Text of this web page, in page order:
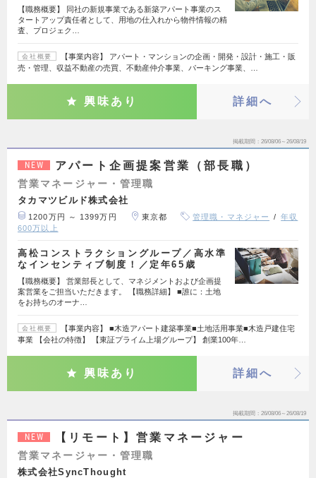
【職務概要】 同社の新規事業である新築アパート事業のス
タートアップ責任者として、用地の仕入れから物件情報の精
査、プロジェク…
会社概要
【事業内容】 アパート・マンションの企画・開発・設計・施工・販
売・管理、収益不動産の売買、不動産仲介事業、パーキング事業、…
興味あり 詳細へ
掲載期間 26/08/06～26/08/19
NEW アパート企画提案営業（部長職）
営業マネージャー・管理職
タカマツビルド株式会社
1200万円 ～ 1399万円 東京都 管理職・マネジャー
年収
600万以上
高松コンストラクショングループ／高水準
なインセンティブ制度！／定年65歳
【職務概要】 営業部長として、マネジメントおよび企画提
案営業をご担当いただきます。 【職務詳細】 ■誰に：土地
をお持ちのオーナ…
会社概要
【事業内容】 ■木造アパート建築事業■土地活用事業■木造戸建住宅
事業 【会社の特徴】 【東証プライム上場グループ】 創業100年…
興味あり 詳細へ
掲載期間 26/08/06～26/08/19
NEW 【リモート】営業マネージャー
営業マネージャー・管理職
株式会社SyncThought